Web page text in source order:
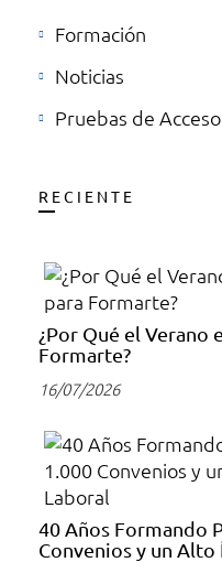
Formación
Noticias
Pruebas de Acceso
RECIENTE
¿Por Qué el Verano
Formarte?
16/07/2026
40 Años Formando
Convenios y un